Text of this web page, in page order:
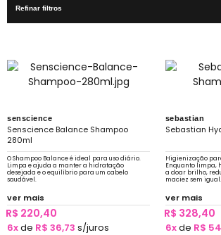
Refinar filtros
senscience
Senscience Balance Shampoo
280ml
O Shampoo Balance é ideal para uso diário.
Limpa e ajuda a manter a hidratação
desejada e o equilíbrio para um cabelo
saudável.
ver mais
R$ 220,40
6xde R$ 36,73 s/juros
sebastian
Sebastian
Higienização
Enquanto limpa,
a doar brilho,
maciez sem igual.
ver mais
R$ 328,40
6xde R$